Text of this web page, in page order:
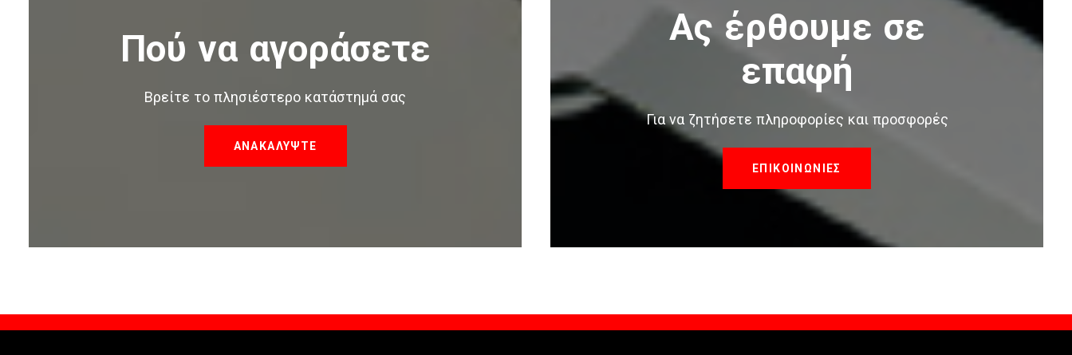
Πού να αγοράσετε
Βρείτε το πλησιέστερο κατάστημά σας
ΑΝΑΚΑΛΥΨΤΕ
Ας έρθουμε σε
επαφή
Για να ζητήσετε πληροφορίες και προσφορές
ΕΠΙΚΟΙΝΩΝΙΕΣ